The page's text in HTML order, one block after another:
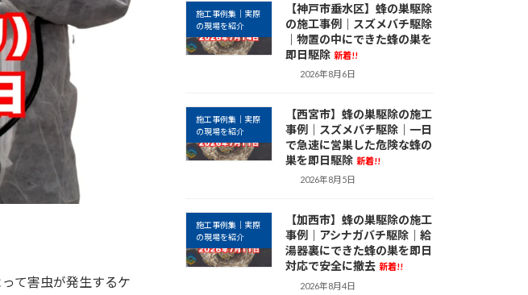
て害虫が発生するケ
施工事例集｜実際
の現場を紹介
【神戸市垂水区】蜂の巣駆除
の施工事例｜スズメバチ駆除
｜物置の中にできた蜂の巣を
即日駆除 新着!!
2026年8月6日
施工事例集｜実際
の現場を紹介
【西宮市】蜂の巣駆除の施工
事例｜スズメバチ駆除｜一日
で急速に営巣した危険な蜂の
巣を即日駆除 新着!!
2026年8月5日
施工事例集｜実際
の現場を紹介
【加西市】蜂の巣駆除の施工
事例｜アシナガバチ駆除｜給
湯器裏にできた蜂の巣を即日
対応で安全に撤去 新着!!
2026年8月4日